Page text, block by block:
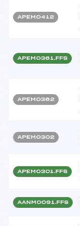
APEM0412
APEM0361.FFS
APEM0362
APEM0302
APEM0301.FFS
AANM0091.FFS